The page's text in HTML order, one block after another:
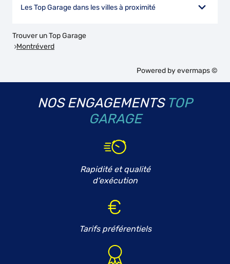
Les Top Garage dans les villes à proximité
Trouver un Top Garage
Montréverd
Powered byevermaps ©
NOS ENGAGEMENTS TOP
GARAGE
Rapidité et qualité
d'exécution
Tarifs préférentiels